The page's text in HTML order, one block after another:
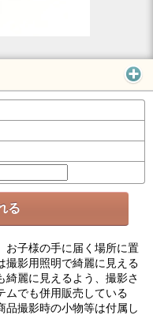
子様の手に届く場所に置
影用照明で綺麗に見える
綺麗に見えるよう、撮影さ
でも併用販売している
撮影時の小物等は付属し